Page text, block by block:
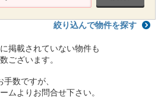
絞り込んで物件を探す
掲載されていない物件も
ございます。
手数ですが、
ムよりお問合せ下さい。